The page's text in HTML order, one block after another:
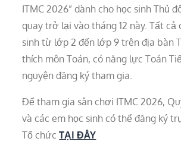
ITMC 2026” dành cho học sinh Thủ
quay trở lại vào tháng 12 này. Tất cả
sinh từ lớp 2 đến lớp 9 trên địa bàn
thích môn Toán, có năng lực Toán
nguyện đăng ký tham gia.
Để tham gia sân chơi ITMC 2026,
và các em học sinh có thể đăng ký
Tổ chứcTẠI ĐÂY